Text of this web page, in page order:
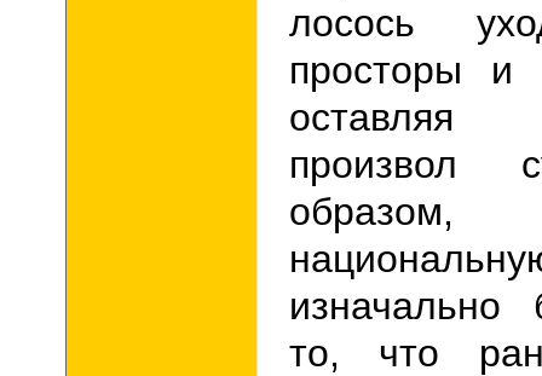
лосось
просторы и
произвол
то, что